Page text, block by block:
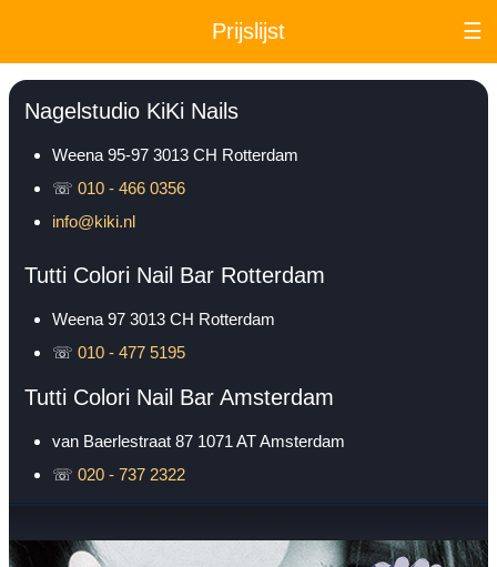
Prijslijst ☰
Nagelstudio KiKi Nails
Weena 95-97 3013 CH Rotterdam
☏010 - 466 0356
info@kiki.nl
Tutti Colori Nail Bar Rotterdam
Weena 97 3013 CH Rotterdam
☏010 - 477 5195
Tutti Colori Nail Bar Amsterdam
van Baerlestraat 87 1071 ATAmsterdam
☏020 - 737 2322